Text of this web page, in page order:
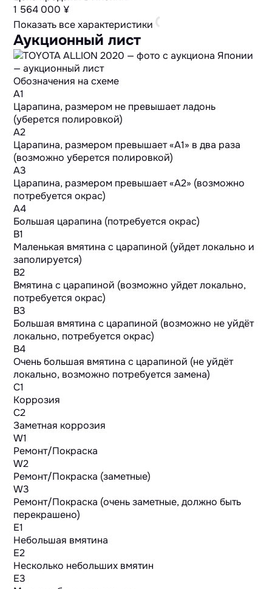
1 564 000 ¥
Показать все характеристики
Аукционный лист
Обозначения на схеме
A1
Царапина, размером не превышает ладонь
(уберется полировкой)
A2
Царапина, размером превышает «А1» в два раза
(возможно уберется полировкой)
A3
Царапина, размером превышает «А2» (возможно
потребуется окрас)
A4
Большая царапина (потребуется окрас)
B1
Маленькая вмятина с царапиной (уйдет локально и
заполируется)
B2
Вмятина с царапиной (возможно уйдет локально,
потребуется окрас)
B3
Большая вмятина с царапиной (возможно не уйдёт
локально, потребуется окрас)
B4
Очень большая вмятина с царапиной (не уйдёт
локально, возможно потребуется замена)
C1
Коррозия
C2
Заметная коррозия
W1
Ремонт/Покраска
W2
Ремонт/Покраска (заметные)
W3
Ремонт/Покраска (очень заметные, должно быть
перекрашено)
E1
Небольшая вмятина
E2
Несколько небольших вмятин
E3